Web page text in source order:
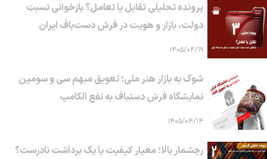
پرونده تحلیلی تقابل یا تعامل؟ بازخوانی نسبتِ
دولت، بازار و هویت در فرش دست‌باف ایران
۱۴۰۵/۰۴/۱۹
شوک به بازار هنر ملی؛ تعویق مبهم سی و سومین
نمایشگاه فرش دستباف به نفع الکامپ
۱۴۰۵/۰۴/۱۴
رجشمار بالا؛ معیار کیفیت یا یک برداشت نادرست؟